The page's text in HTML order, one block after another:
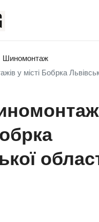
Шиномонтаж
у місті Бобрка